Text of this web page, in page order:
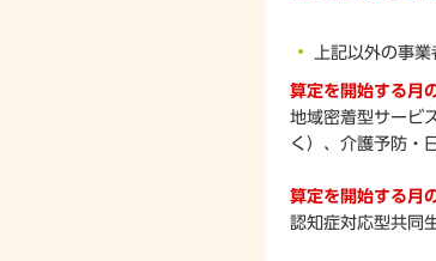
上記以外の事
算定を開始する月
地域密着型サービ
く）、介護予防・
算定を開始する月
認知症対応型共同